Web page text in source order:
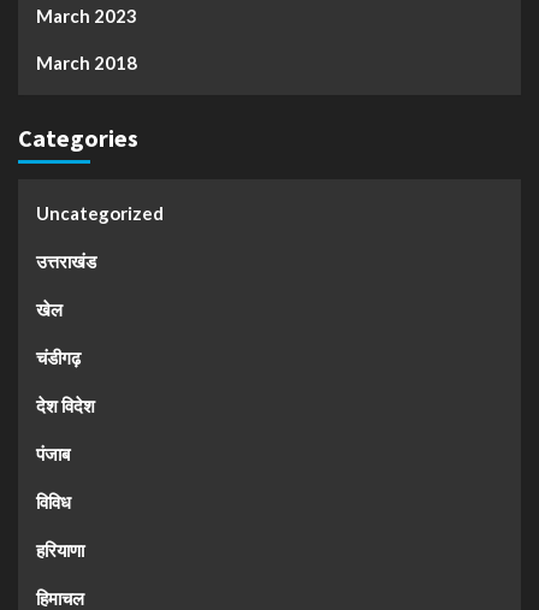
March 2023
March 2018
Categories
Uncategorized
उत्तराखंड
खेल
चंडीगढ़
देश विदेश
पंजाब
विविध
हरियाणा
हिमाचल